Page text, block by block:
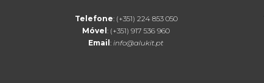
Telefone: (+351) 224 853 050
Móvel : (+351) 917 536 960
Email : info@alukit.pt